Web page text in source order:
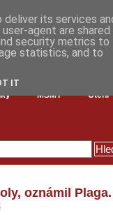
MŠMT Čtení
oznámil Plaga.
its services
agent are shared
security metrics to
statistics, and to
IT